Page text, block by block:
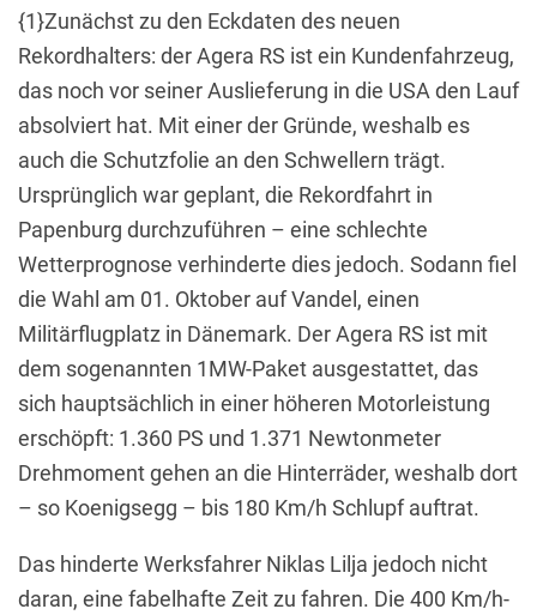
{1}Zunächst zu den Eckdaten des neuen
Rekordhalters: der Agera RS ist ein Kundenfahrzeug,
das noch vor seiner Auslieferung in die USA den Lauf
absolviert hat. Mit einer der Gründe, weshalb es
auch die Schutzfolie an den Schwellern trägt.
Ursprünglich war geplant, die Rekordfahrt in
Papenburg durchzuführen – eine schlechte
Wetterprognose verhinderte dies jedoch. Sodann fiel
die Wahl am 01. Oktober auf Vandel, einen
Militärflugplatz in Dänemark. Der Agera RS ist mit
dem sogenannten 1MW-Paket ausgestattet, das
sich hauptsächlich in einer höheren Motorleistung
erschöpft: 1.360 PS und 1.371 Newtonmeter
Drehmoment gehen an die Hinterräder, weshalb dort
– so Koenigsegg – bis 180 Km/h Schlupf auftrat.
Das hinderte Werksfahrer Niklas Lilja jedoch nicht
daran, eine fabelhafte Zeit zu fahren. Die 400 Km/h-